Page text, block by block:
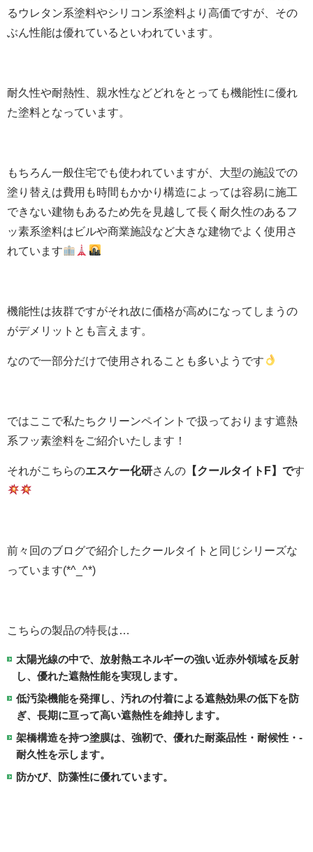
るウレタン系塗料やシリコン系塗料より高価ですが、その
ぶん性能は優れているといわれています。
耐久性や耐熱性、親水性などどれをとっても機能性に優れ
た塗料となっています。
もちろん一般住宅でも使われていますが、大型の施設での
塗り替えは費用も時間もかかり構造によっては容易に施工
できない建物もあるため先を見越して長く耐久性のあるフ
ッ素系塗料はビルや商業施設など大きな建物でよく使用さ
れています
機能性は抜群ですがそれ故に価格が高めになってしまうの
がデメリットとも言えます。
なので一部分だけで使用されることも多いようです
ではここで私たちクリーンペイントで扱っております遮熱
系フッ素塗料をご紹介いたします！
それがこちらのエスケー化研さんの 【クールタイトF】です
前々回のブログで紹介したクールタイトと同じシリーズな
っています(*^_^*)
こちらの製品の特長は…
­太陽光線の中で、放射熱エネルギーの強い近赤外領域を反射
し、優れた遮熱性能を実現します。
­低汚染機能を発揮し、汚れの­付着による遮熱効果の低下を防
ぎ、長期に亘って高い遮熱性を維持します。
­架橋構造を持つ塗膜は、強靭で、優れた耐薬品性・耐候性・­
耐久性を示します。
防かび、防藻性に優れています。